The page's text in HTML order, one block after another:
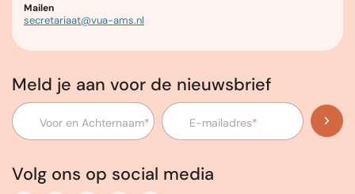
Mailen
secretariaat@vua-ams.nl
Meld je aan voor de nieuwsbrief
Voor en Achternaam* E-mailadres*
Volg ons op social media